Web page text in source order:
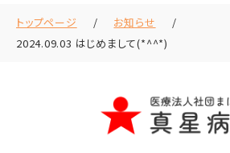
トップページ
お知らせ
2024.09.03 はじめまして(*^^*)